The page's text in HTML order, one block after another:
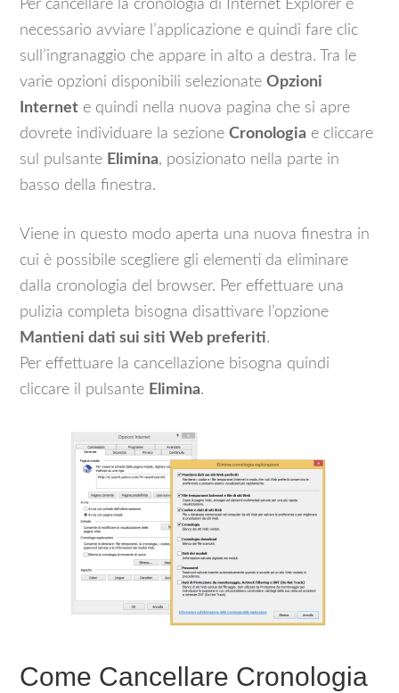
Per cancellare la cronologia di Internet Explorer è
necessario avviare l’applicazione e quindi fare clic
sull’ingranaggio che appare in alto a destra. Tra le
varie opzioni disponibili selezionateOpzioni
Internet e quindi nella nuova pagina che si apre
dovrete individuare la sezioneCronologia e cliccare
sul pulsante Elimina, posizionato nella parte in
basso della finestra.
Viene in questo modo aperta una nuova finestra in
cui è possibile scegliere gli elementi da eliminare
dalla cronologia del browser. Per effettuare una
pulizia completa bisogna disattivare l’opzione
Mantieni dati sui siti Web preferiti.
Per effettuare la cancellazione bisogna quindi
cliccare il pulsante Elimina.
Come Cancellare Cronologia